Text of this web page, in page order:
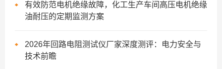
有效防范电机绝缘故障，化工生产车间高压电机绝缘
油耐压的定期监测方案
2026年回路电阻测试仪厂家深度测评：电力安全与
技术前瞻